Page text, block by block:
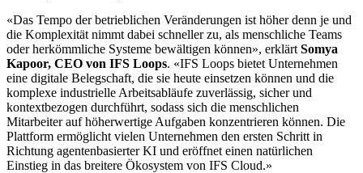
«Das Tempo der betrieblichen Veränderungen ist höher denn je und
die Komplexität nimmt dabei schneller zu, als menschliche Teams
oder herkömmliche Systeme bewältigen können», erklärt Somya
Kapoor, CEO von IFS Loops. «IFS Loops bietet Unternehmen
eine digitale Belegschaft, die sie heute einsetzen können und die
komplexe industrielle Arbeitsabläufe zuverlässig, sicher und
kontextbezogen durchführt, sodass sich die menschlichen
Mitarbeiter auf höherwertige Aufgaben konzentrieren können. Die
Plattform ermöglicht vielen Unternehmen den ersten Schritt in
Richtung agentenbasierter KI und eröffnet einen natürlichen
Einstieg in das breitere Ökosystem von IFS Cloud.»